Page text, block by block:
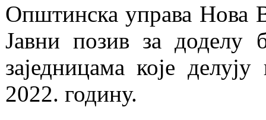
Општинска управа Нова
Јавни позив за доделу
заједницама које
2022. годину.